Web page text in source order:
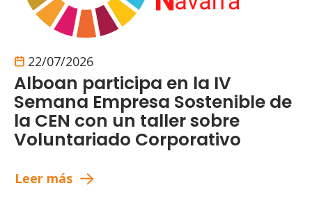
22/07/2026
Alboan participa en la IV
Semana Empresa Sostenible de
la CEN con un taller sobre
Voluntariado Corporativo
Leer más